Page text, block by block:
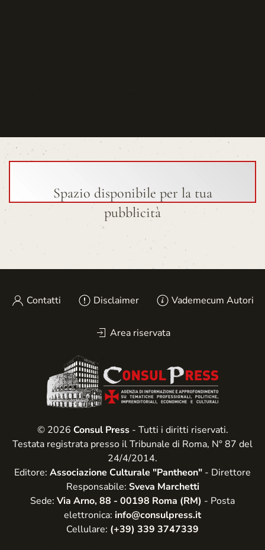
Spazio disponibile per la tua
pubblicità
Contatti Disclaimer Vademecum Autori
Area riservata
© 2026 Consul Press- Tutti i diritti riservati.
Testata registrata presso il Tribunale di Roma, N° 87 del
24/4/2014.
Editore: Associazione Culturale "Pantheon" - Direttore
Responsabile: Sveva Marchetti
Sede: Via Arno, 88 - 00198 Roma (RM) - Posta
elettronica: info@consulpress.it
Cellulare: (+39) 339 3747339